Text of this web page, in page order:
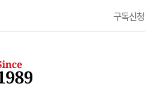
구독신청